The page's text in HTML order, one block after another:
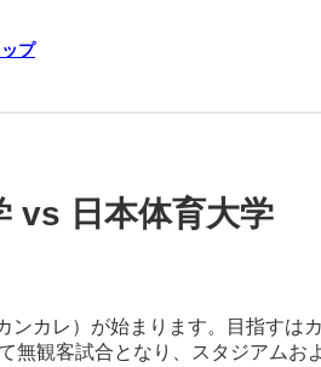
プ
vs 日本体育大学
カレ）が始まります。目指すは
無観客試合となり、スタジアム